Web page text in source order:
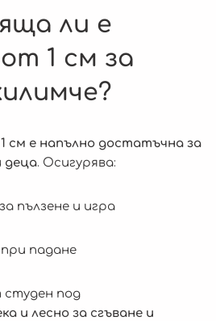
ли е
1 см за
1 см е напълно достатъчна за
деца. Осигурява:
пълзене и игра
падане
студен под
и леснo за сгъване и